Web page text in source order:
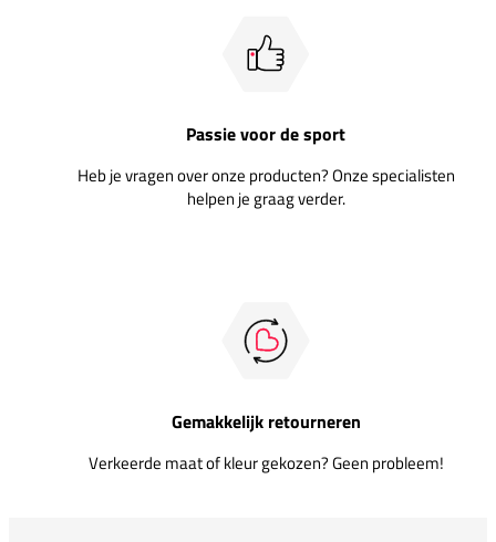
Passie voor de sport
Heb je vragen over onze producten? Onze specialisten
helpen je graag verder.
Gemakkelijk retourneren
Verkeerde maat of kleur gekozen? Geen probleem!